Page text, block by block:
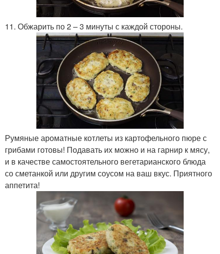
11. Обжарить по 2 – 3 минуты с каждой стороны.
Румяные ароматные котлеты из картофельного пюре с
грибами готовы! Подавать их можно и на гарнир к мясу,
и в качестве самостоятельного вегетарианского блюда
со сметанкой или другим соусом на ваш вкус. Приятного
аппетита!